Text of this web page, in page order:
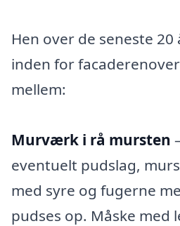
Hen over de seneste
inden for
mellem:
Murværk i rå mursten
eventuelt pudslag,
med syre og fugerne
pudses op. Måske med